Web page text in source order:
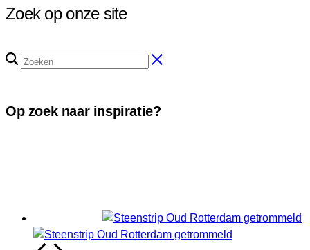
Zoek op onze site
Op zoek naar inspiratie?